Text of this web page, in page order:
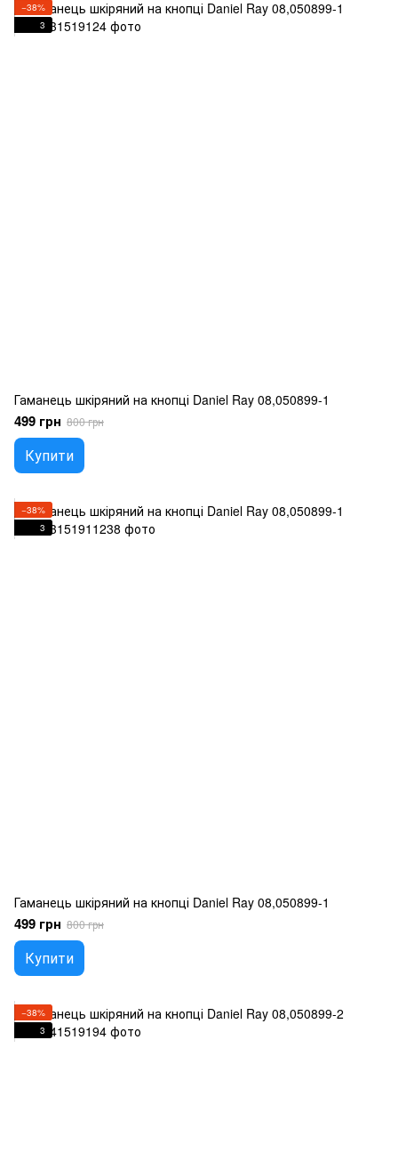
−38%
3
Гаманець шкіряний на кнопці Daniel Ray 08,050899-1
499 грн 800 грн
Купити
−38%
3
Гаманець шкіряний на кнопці Daniel Ray 08,050899-1
499 грн 800 грн
Купити
−38%
3